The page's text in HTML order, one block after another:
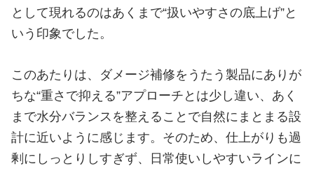
として現れるのはあくまで“扱いやすさの底上げ”と
いう印象でした。
このあたりは、ダメージ補修をうたう製品にありが
ちな“重さで抑える”アプローチとは少し違い、あく
まで水分バランスを整えることで自然にまとまる設
計に近いように感じます。そのため、仕上がりも過
剰にしっとりしすぎず、日常使いしやすいラインに